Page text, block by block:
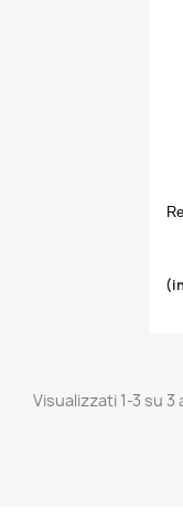
Visualizzati 1-3 su 3